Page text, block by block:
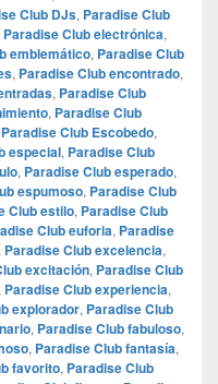
Club DJs, Paradise Club
Paradise Club electrónica,
emblemático, Paradise Club
, Paradise Club encontrado,
, Paradise Club
, Paradise Club
Paradise Club Escobedo,
especial, Paradise Club
, Paradise Club esperado,
espumoso, Paradise Club
Club estilo, Paradise Club
Club euforia, Paradise
Paradise Club excelencia,
excitación, Paradise Club
Paradise Club experiencia,
explorador, Paradise Club
, Paradise Club fabuloso,
, Paradise Club fantasía,
favorito, Paradise Club